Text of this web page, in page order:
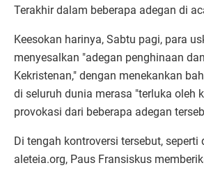
Terakhir dalam beberapa adegan di
Keesokan harinya, Sabtu pagi, para
menyesalkan "adegan penghinaan
Kekristenan," dengan menekankan
di seluruh dunia merasa "terluka oleh
provokasi dari beberapa adegan
Di tengah kontroversi tersebut, seperti
aleteia.org, Paus Fransiskus